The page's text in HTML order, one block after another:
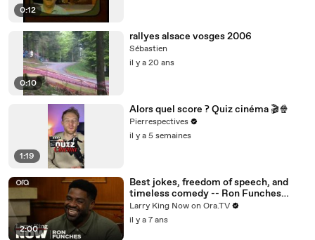
0:12
0:10
rallyes alsace vosges 2006
Sébastien
il y a 20 ans
1:19
Alors quel score ? Quiz cinéma 🎬🍿
Pierrespectives
il y a 5 semaines
2:00
Best jokes, freedom of speech, and
timeless comedy -- Ron Funches
answers your social media questions
Larry King Now on Ora.TV
il y a 7 ans